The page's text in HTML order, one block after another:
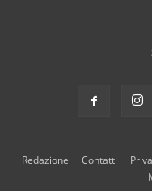
Redazione Contatti